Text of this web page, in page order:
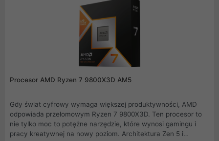
wielki wpływ na osiągane przez procesor temperatury. Jeżeli
potrzebujecie więcej wydajności, pamiętajcie że procesory
Ryzen 5 7600 posiadają odblokowany mnożnik do łatwego
Procesor AMD Ryzen 7 9800X3D AM5
Gdy świat cyfrowy wymaga większej produktywności, AMD
odpowiada przełomowym Ryzen 7 9800X3D. Ten procesor to
nie tylko moc to potężne narzędzie, które wynosi gamingu i
pracy kreatywnej na nowy poziom. Architektura Zen 5 i